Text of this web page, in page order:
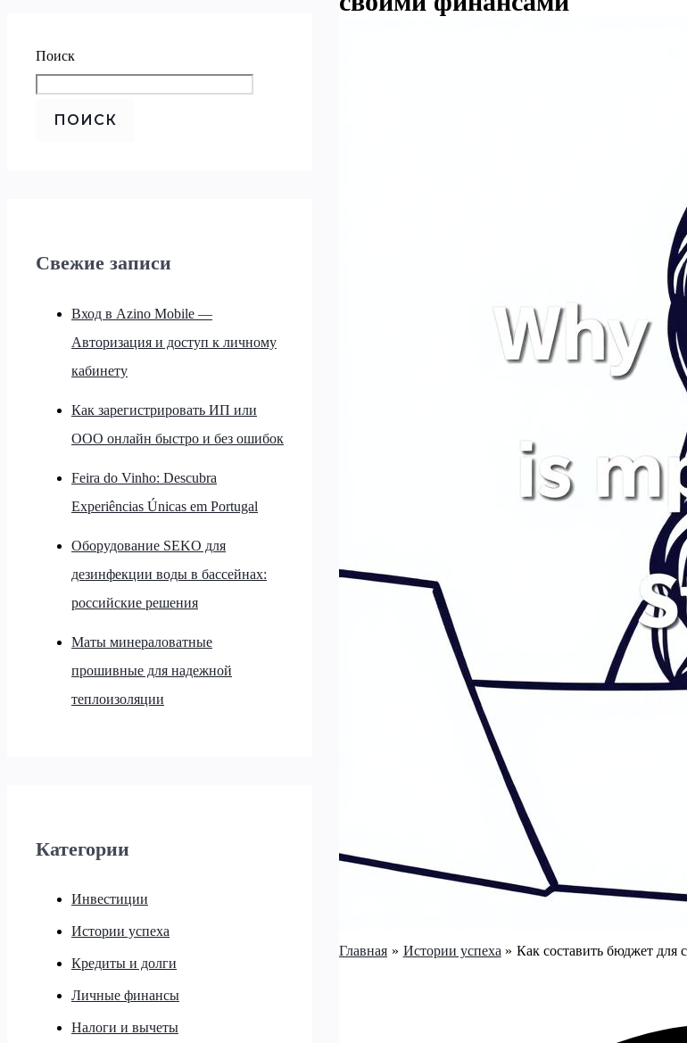
Поиск
ПОИСК
Свежие записи
Вход в Azino Mobile —
Авторизация и доступ к личному
кабинету
Как зарегистрировать ИП или
ООО онлайн быстро и без ошибок
Feira do Vinho: Descubra
Experiências Únicas em Portugal
Оборудование SEKO для
дезинфекции воды в бассейнах:
российские решения
Маты минераловатные
прошивные для надежной
теплоизоляции
Категории
Инвестиции
Истории успеха
Кредиты и долги
Личные финансы
Налоги и вычеты
Главная Истории успеха Как составить бюджет для